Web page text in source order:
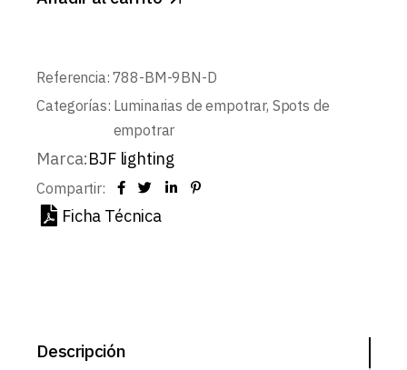
Referencia: 788-BM-9BN-D
Categorías: Luminarias de empotrar, Spots de
empotrar
Marca:BJF lighting
Compartir:
Ficha Técnica
Descripción